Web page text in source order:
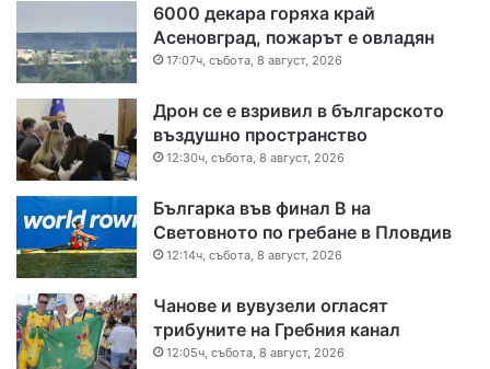
6000 декара горяха край
Асеновград, пожарът е овладян
17:07ч, събота, 8 август, 2026
Дрон се е взривил в българското
въздушно пространство
12:30ч, събота, 8 август, 2026
Българка във финал B на
Световното по гребане в Пловдив
12:14ч, събота, 8 август, 2026
Чанове и вувузели огласят
трибуните на Гребния канал
12:05ч, събота, 8 август, 2026